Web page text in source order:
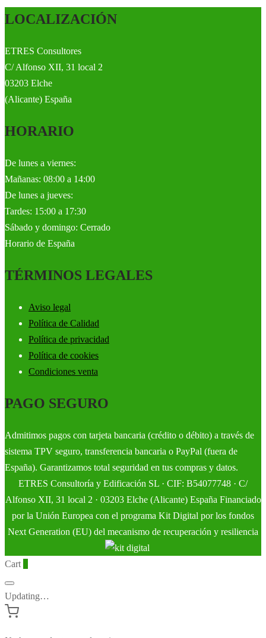
LOCALIZACIÓN
ETRES Consultores
C/ Alfonso XII, 31 local 2
03203 Elche
(Alicante) España
HORARIO
De lunes a viernes:
Mañanas: 08:00 a 14:00
De lunes a jueves:
Tardes: 15:00 a 17:30
Sábado y domingo: Cerrado
Horario de España
TÉRMINOS LEGALES
Aviso legal
Política de Calidad
Política de privacidad
Política de cookies
Condiciones venta
PAGO SEGURO
Admitimos pagos con tarjeta bancaria (crédito o débito) a través de
sistema TPV seguro, transferencia bancaria o PayPal (fuera de
España). Garantizamos total seguridad en tus compras y datos.
ETRES Consultoría y Edificación SL · CIF: B54077748 · C/
Alfonso XII, 31 local 2 · 03203 Elche (Alicante) España Financiado
por la Unión Europea con el programa Kit Digital por los fondos
Next Generation (EU) del mecanismo de recuperación y resiliencia
Cart
Updating…